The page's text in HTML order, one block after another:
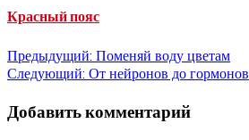
Красный пояс
Навигация
записям
Предыдущий: Поменяй воду цветам
Следующий: От нейронов до гормонов
Добавить комментарий